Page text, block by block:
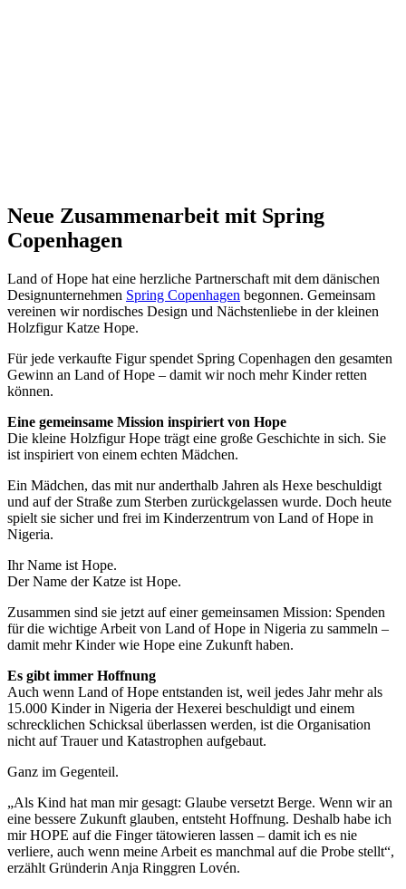
Neue Zusammenarbeit mit Spring
Copenhagen
Land of Hope hat eine herzliche Partnerschaft mit dem dänischen
Designunternehmen Spring Copenhagen begonnen. Gemeinsam
vereinen wir nordisches Design und Nächstenliebe in der kleinen
Holzfigur Katze Hope.
Für jede verkaufte Figur spendet Spring Copenhagen den gesamten
Gewinn an Land of Hope – damit wir noch mehr Kinder retten
können.
Eine gemeinsame Mission inspiriert von Hope
Die kleine Holzfigur Hope trägt eine große Geschichte in sich. Sie
ist inspiriert von einem echten Mädchen.
Ein Mädchen, das mit nur anderthalb Jahren als Hexe beschuldigt
und auf der Straße zum Sterben zurückgelassen wurde. Doch heute
spielt sie sicher und frei im Kinderzentrum von Land of Hope in
Nigeria.
Ihr Name ist Hope.
Der Name der Katze ist Hope.
Zusammen sind sie jetzt auf einer gemeinsamen Mission: Spenden
für die wichtige Arbeit von Land of Hope in Nigeria zu sammeln –
damit mehr Kinder wie Hope eine Zukunft haben.
Es gibt immer Hoffnung
Auch wenn Land of Hope entstanden ist, weil jedes Jahr mehr als
15.000 Kinder in Nigeria der Hexerei beschuldigt und einem
schrecklichen Schicksal überlassen werden, ist die Organisation
nicht auf Trauer und Katastrophen aufgebaut.
Ganz im Gegenteil.
„Als Kind hat man mir gesagt: Glaube versetzt Berge. Wenn wir an
eine bessere Zukunft glauben, entsteht Hoffnung. Deshalb habe ich
mir HOPE auf die Finger tätowieren lassen – damit ich es nie
verliere, auch wenn meine Arbeit es manchmal auf die Probe stellt“,
erzählt Gründerin Anja Ringgren Lovén.